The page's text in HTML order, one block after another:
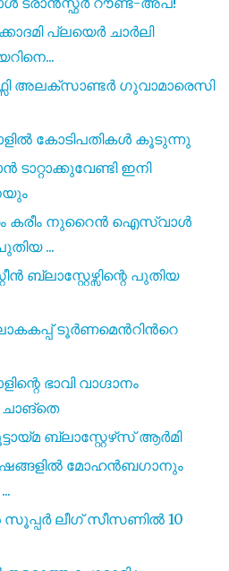
പ്ലയെർ ചാർലി
അലക്സാണ്ടർ ഗുവാമാരെസി
കോടിപതികൾ കൂടുന്നു
ഇനി
കരീം നുറൈൻ ഐസ്വാൾ
...
ബ്ലാസ്റ്റേഴ്സിന്റെ പുതിയ
ടൂർണമെൻറിൻറെ
ഭാവി വാഗ്ദാനം
ബ്ലാസ്റ്റേഴ്‌സ് ആർമി
മോഹൻബഗാനും
സൂപ്പർ ലീഗ് സീസണിൽ 10